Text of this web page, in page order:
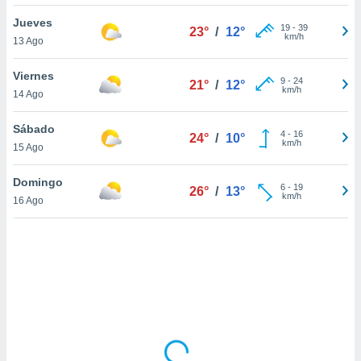
sitio
En
sean
el sitio
ni para
o
Jueves
13 Ago
23° / 12° 19- 39
km/h
Viernes
14 Ago
21° / 12° 9- 24
km/h
Sábado
15 Ago
24° / 10° 4- 16
km/h
Domingo
16 Ago
26° / 13° 6- 19
km/h